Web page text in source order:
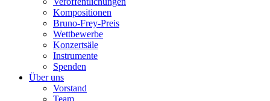
Kompositionen
Bruno-Frey-Preis
Wettbewerbe
Konzertsäle
Instrumente
Spenden
Über uns
Vorstand
Team